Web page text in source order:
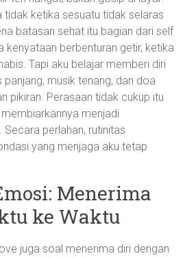
tidak ketika sesuatu tidak selaras
batasan sehat itu bagian dari self
kenyataan berbenturan getir, ketika
Tapi aku belajar memberi diri
panjang, musik tenang, dan doa
pikiran. Perasaan tidak cukup itu
menjadi
perlahan, rutinitas
yang menjaga aku tetap
Menerima
ke Waktu
juga soal menerima diri dengan